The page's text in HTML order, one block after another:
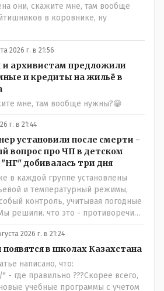
они, скажите мне, там вообще
в коровнике, ну
2026 г. в 21:56
архивистам предложили
и кредиты на жильё в
мне, там вообще нужны?😁
г. в 21:44
установили после смерти -
вопрос про ЧП в детском
добивалась три дня
в каждой группе установлены
и температурный режимы,
контроль, учитывая погодные
решили. что это - противоречие.
тут противоречия нет. Этот
на следующий день после
июля, когда спешно установили и
и впервые поставили
на контроль. То есть первая
трагедии, вторая часть -
2026 г. в 21:24
в школах Казахстана
написано, что:
- где правильно ???Скорее всего,
учебные программы с учетом